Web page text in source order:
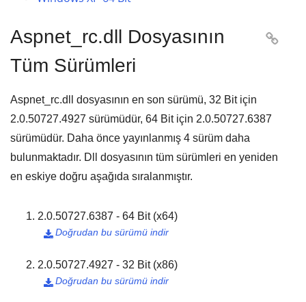
Aspnet_rc.dll Dosyasının
Tüm Sürümleri

Aspnet_rc.dll dosyasının en son sürümü, 32 Bitiçin
2.0.50727.4927 sürümüdür, 64 Bitiçin 2.0.50727.6387
sürümüdür. Daha önce yayınlanmış 4 sürüm daha
bulunmaktadır. Dll dosyasının tüm sürümleri en yeniden
en eskiye doğru aşağıda sıralanmıştır.
2.0.50727.6387 - 64 Bit (x64)
Doğrudan bu sürümü indir

2.0.50727.4927 - 32 Bit (x86)
Doğrudan bu sürümü indir
